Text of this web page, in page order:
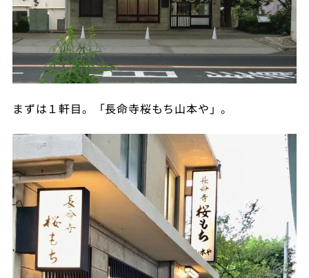
まずは１軒目。「長命寺桜もち山本や」。